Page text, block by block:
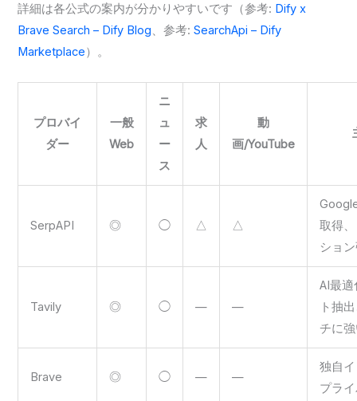
詳細は各公式の案内が分かりやすいです（参考: Dify x
Brave Search – Dify Blog 、参考:SearchApi – Dify
Marketplace）。
プロバイ
ダー
一般
Web
ニ
ュ
ー
ス
求
人
動
画/YouTube
SerpAPI ◎ ◯ △ △
取得
ショ
Tavily ◎ ◯ — —
AI最
ト抽
チに
Brave ◎ ◯ — —
独自
プラ